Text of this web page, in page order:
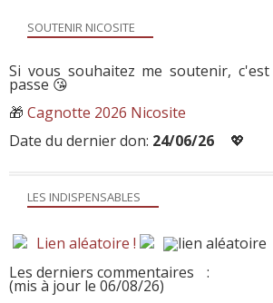
LES INDISPENSABLES
Lien aléatoire !
Les derniers commentaires
:
(mis à jour le 06/08/26)
SOUTENIR NICOSITE
Si vous souhaitez me soutenir,
passe 😘
🎁 Cagnotte 2026 Nicosite
Date du dernier don: 24/06/26 💖